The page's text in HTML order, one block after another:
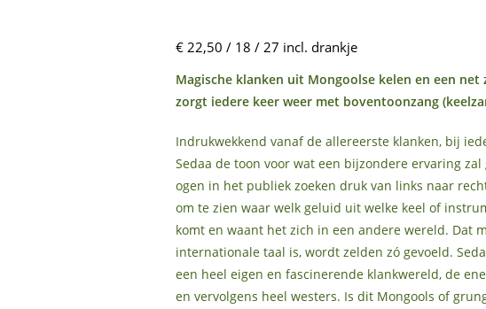
€ 22,50 / 18 / 27 incl. drankje
Magische klanken uit Mongoolse kelen en een
zorgt iedere keer weer met boventoonzang
Indrukwekkend vanaf de allereerste klanken, bij
Sedaa de toon voor wat een bijzondere ervaring zal
ogen in het publiek zoeken druk van links naar
om te zien waar welk geluid uit welke keel of
komt en waant het zich in een andere wereld. Dat
internationale taal is, wordt zelden zó gevoeld.
een heel eigen en fascinerende klankwereld, de
en vervolgens heel westers. Is dit Mongools of